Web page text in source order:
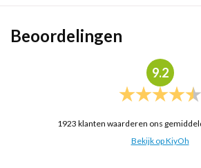
Beoordelingen
9.2
1923 klanten waarderen ons
Bekijk op KiyOh